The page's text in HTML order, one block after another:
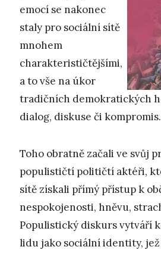
emocí se nakonec
staly pro sociální sítě
mnohem
charakterističtějšími,
a to vše na úkor
tradičních demokratických
dialog, diskuse či kompromis.
Toho obratně začali ve svůj
populističtí političtí aktéři,
sítě získali přímý přístup k
nespokojenosti, hněvu,
Populistický diskurs vytváří
lidu jako sociální identity, jež